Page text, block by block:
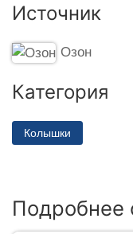
Источник
Озон
Категория
Колышки
Подробнее